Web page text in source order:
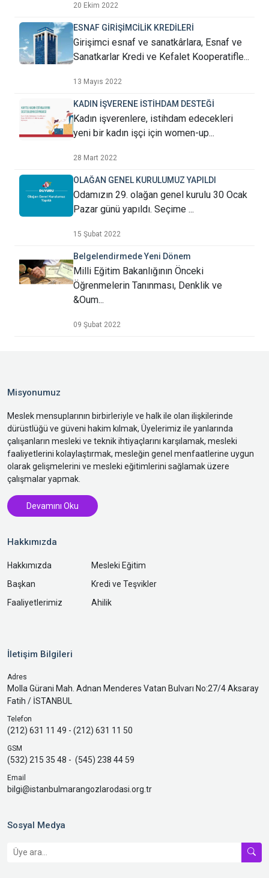
20 Ekim 2022
ESNAF GİRİŞİMCİLİK KREDİLERİ
Girişimci esnaf ve sanatkârlara, Esnaf ve
Sanatkarlar Kredi ve Kefalet Kooperatifle...
13 Mayıs 2022
KADIN İŞVERENE İSTİHDAM DESTEĞİ
Kadın işverenlere, istihdam edecekleri
yeni bir kadın işçi için women-up...
28 Mart 2022
OLAĞAN GENEL KURULUMUZ YAPILDI
Odamızın 29. olağan genel kurulu 30 Ocak
Pazar günü yapıldı. Seçime ...
15 Şubat 2022
Belgelendirmede Yeni Dönem
Milli Eğitim Bakanlığının Önceki
Öğrenmelerin Tanınması, Denklik ve
&Oum...
09 Şubat 2022
Misyonumuz
Meslek mensuplarının birbirleriyle ve halk ile olan ilişkilerinde
dürüstlüğü ve güveni hakim kılmak, Üyelerimiz ile yanlarında
çalışanların mesleki ve teknik ihtiyaçlarını karşılamak, mesleki
faaliyetlerini kolaylaştırmak, mesleğin genel menfaatlerine uygun
olarak gelişmelerini ve mesleki eğitimlerini sağlamak üzere
çalışmalar yapmak.
Devamını Oku
Hakkımızda
Hakkımızda
Başkan
Faaliyetlerimiz
Mesleki Eğitim
Kredi ve Teşvikler
Ahilik
İletişim Bilgileri
Adres
Molla Gürani Mah. Adnan Menderes Vatan Bulvarı No:27/4 Aksaray
Fatih / İSTANBUL
Telefon
(212) 631 11 49 - (212) 631 11 50
GSM
(532) 215 35 48 - (545) 238 44 59
Email
bilgi@istanbulmarangozlarodasi.org.tr
Sosyal Medya